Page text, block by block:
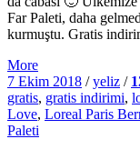
Far Paleti, daha
kurmuştu. Gratis
More
7 Ekim 2018 / yeliz /
gratis, gratis indirimi,
Love, Loreal Paris
Paleti